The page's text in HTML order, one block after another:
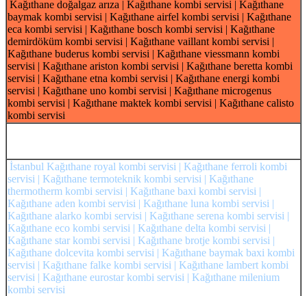
Kağıthane doğalgaz arıza | Kağıthane kombi servisi | Kağıthane
baymak kombi servisi | Kağıthane airfel kombi servisi | Kağıthane
eca kombi servisi | Kağıthane bosch kombi servisi | Kağıthane
demirdöküm kombi servisi | Kağıthane vaillant kombi servisi |
Kağıthane buderus kombi servisi | Kağıthane viessmann kombi
servisi | Kağıthane ariston kombi servisi | Kağıthane beretta kombi
servisi | Kağıthane etna kombi servisi | Kağıthane energi kombi
servisi | Kağıthane uno kombi servisi | Kağıthane microgenus
kombi servisi | Kağıthane maktek kombi servisi | Kağıthane calisto
kombi servisi
İstanbul Kağıthane royal kombi servisi | Kağıthane ferroli kombi
servisi | Kağıthane termoteknik kombi servisi | Kağıthane
thermotherm kombi servisi | Kağıthane baxi kombi servisi |
Kağıthane aden kombi servisi | Kağıthane luna kombi servisi |
Kağıthane alarko kombi servisi | Kağıthane serena kombi servisi |
Kağıthane eco kombi servisi | Kağıthane delta kombi servisi |
Kağıthane star kombi servisi | Kağıthane brotje kombi servisi |
Kağıthane dolcevita kombi servisi | Kağıthane baymak baxi kombi
servisi | Kağıthane falke kombi servisi | Kağıthane lambert kombi
servisi | Kağıthane eurostar kombi servisi | Kağıthane milenium
kombi servisi